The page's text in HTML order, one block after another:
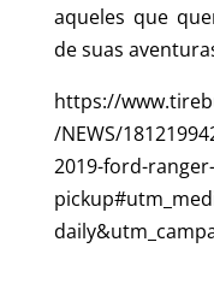
aqueles que
de suas
https://
/NEWS/
2019-ford-ranger-